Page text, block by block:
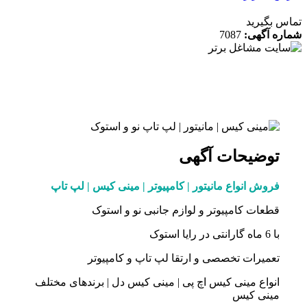
بگیرید
آگهی:7087
توضیحات آگهی
فروش انواع مانیتور | کامپیوتر | مینی کیس | لپ تاپ
قطعات کامپیوتر و لوازم جانبی نو و استوک
تعمیرات تخصصی و ارتقا لپ تاپ و کامپیوتر
انواع مینی کیس اچ پی | مینی کیس دل | برندهای مختلف
مینی کیس